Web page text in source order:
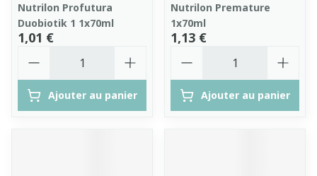
Nutrilon Profutura
Duobiotik 1 1x70ml
1,01 €
Ajouter au panier
Nutrilon Premature
1x70ml
1,13 €
Ajouter au panier